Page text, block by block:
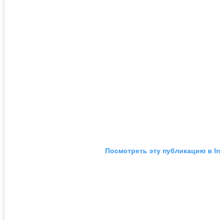
Посмотреть эту публикацию в